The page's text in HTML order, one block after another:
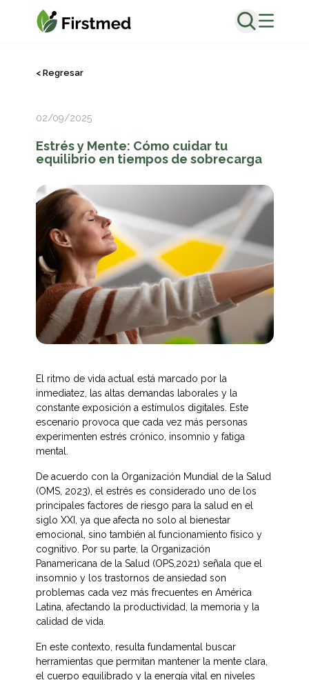
< Regresar
02/09/2025
Estrés y Mente: Cómo cuidar tu
equilibrio en tiempos de sobrecarga
El ritmo de vida actual está marcado por la
inmediatez, las altas demandas laborales y la
constante exposición a estímulos digitales. Este
escenario provoca que cada vez más personas
experimenten estrés crónico, insomnio y fatiga
mental.
De acuerdo con la Organización Mundial de la Salud
(OMS, 2023), el estrés es considerado uno de los
principales factores de riesgo para la salud en el
siglo XXI, ya que afecta no solo al bienestar
emocional, sino también al funcionamiento físico y
cognitivo. Por su parte, la Organización
Panamericana de la Salud (OPS,2021) señala que el
insomnio y los trastornos de ansiedad son
problemas cada vez más frecuentes en América
Latina, afectando la productividad, la memoria y la
calidad de vida.
En este contexto, resulta fundamental buscar
herramientas que permitan mantener la mente clara,
el cuerpo equilibrado y la energía vital en niveles